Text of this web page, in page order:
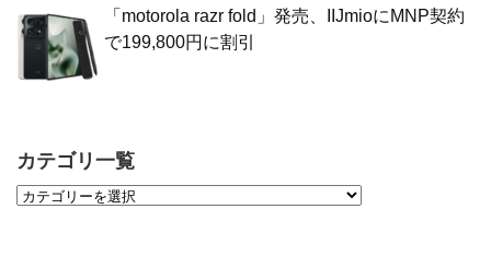
「motorola razr fold」発売、IIJmioにMNP契約
で199,800円に割引
カテゴリ一覧